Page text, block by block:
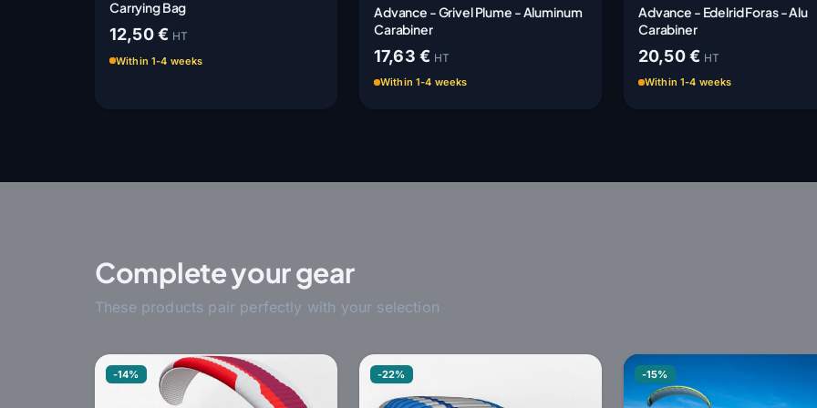
Carrying Bag
12,50 € HT
Within 1-4 weeks
Advance - Grivel Plume - Aluminum
Carabiner
17,63 € HT
Within 1-4 weeks
Advance - Edelrid Foras - Alu
Carabiner
20,50 € HT
Within 1-4 weeks
Complete your gear
These products pair perfectly with your selection
-14% -22% -15%